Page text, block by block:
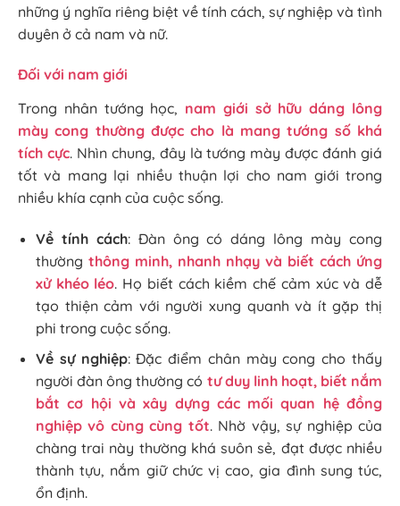
những ý nghĩa riêng biệt về tính cách, sự nghiệp và tình
duyên ở cả nam và nữ.
Đối với nam giới
Trong nhân tướng học, nam giới sở hữu dáng lông
mày cong thường được cho là mang tướng số khá
tích cực. Nhìn chung, đây là tướng mày được đánh giá
tốt và mang lại nhiều thuận lợi cho nam giới trong
nhiều khía cạnh của cuộc sống.
Về tính cách: Đàn ông có dáng lông mày cong
thường thông minh, nhanh nhạy và biết cách ứng
xử khéo léo. Họ biết cách kiềm chế cảm xúc và dễ
tạo thiện cảm với người xung quanh và ít gặp thị
phi trong cuộc sống.
Về sự nghiệp: Đặc điểm chân mày cong cho thấy
người đàn ông thường có tư duy linh hoạt, biết nắm
bắt cơ hội và xây dựng các mối quan hệ đồng
nghiệp vô cùng cùng tốt. Nhờ vậy, sự nghiệp của
chàng trai này thường khá suôn sẻ, đạt được nhiều
thành tựu, nắm giữ chức vị cao, gia đình sung túc,
ổn định.